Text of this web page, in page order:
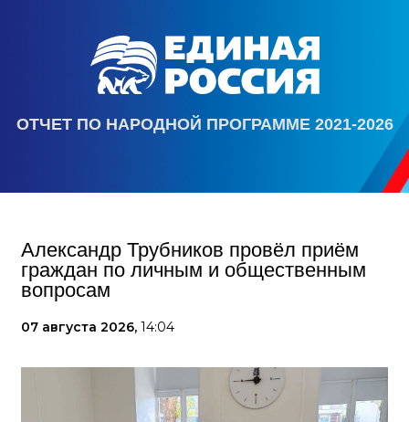
ОТЧЕТ ПО НАРОДНОЙ ПРОГРАММЕ 2021-2026
Александр Трубников провёл приём
граждан по личным и общественным
вопросам
07 августа 2026, 14:04